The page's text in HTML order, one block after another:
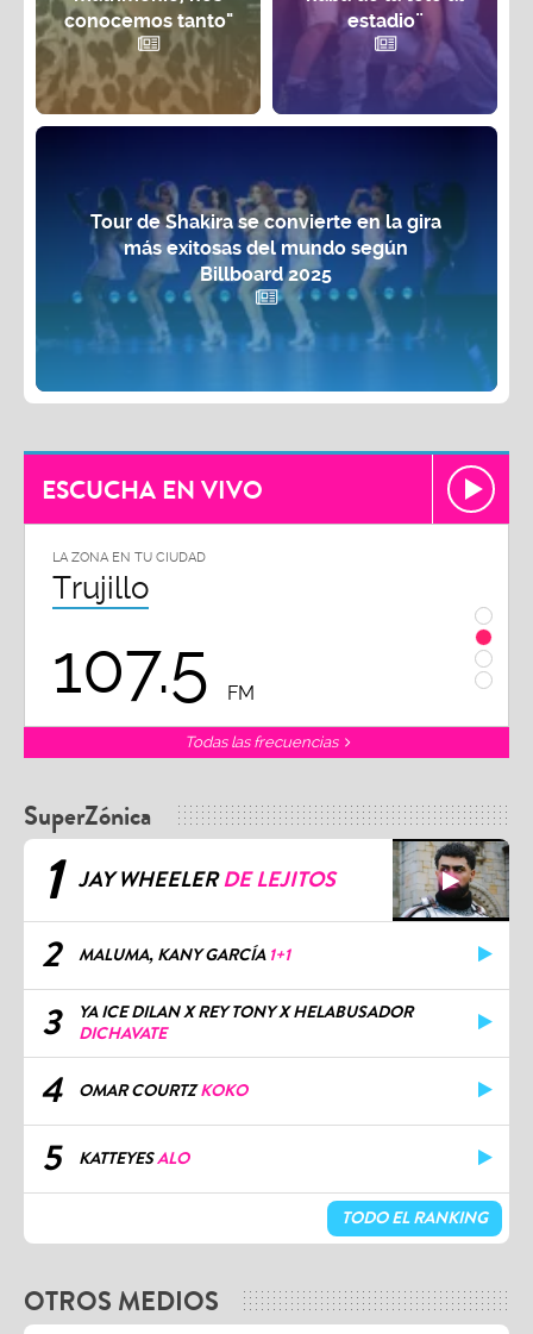
conocemos tanto"
estadio¨
Tour de Shakira se convierte en la gira
más exitosas del mundo según
Billboard 2025
ESCUCHA EN VIVO
Todas las frecuencias
SuperZónica
1 JAY WHEELERDE LEJITOS
2 MALUMA, KANY GARCÍA 1+1
3
YA ICE DILAN X REY TONY X HELABUSADOR
DICHAVATE
4 OMAR COURTZKOKO
5 KATTEYESALO
TODO EL RANKING
OTROS MEDIOS